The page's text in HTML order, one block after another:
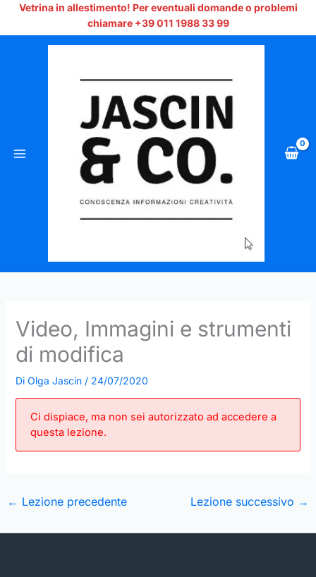
contenuto
Vetrina in allestimento! Per eventuali domande o problemi
chiamare +39 011 1988 33 99
Video, Immagini e strumenti
di modifica
Di Olga Jascin / 24/07/2020
Ci dispiace, ma non sei autorizzato ad accedere a
questa lezione.
← Lezione precedente Lezione successivo →